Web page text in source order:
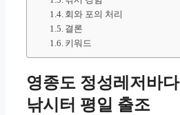
회와 포의 처리
결론
키워드
영종도 정성레저바다
낚시터 평일 출조